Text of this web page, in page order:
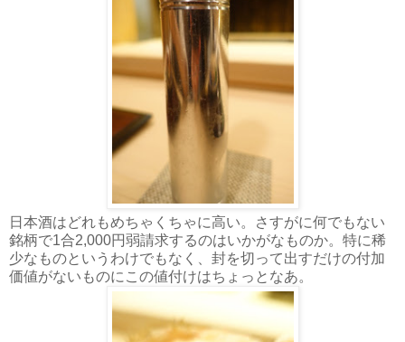
日本酒はどれもめちゃくちゃに高い。さすがに何でもない
銘柄で1合2,000円弱請求するのはいかがなものか。特に稀
少なものというわけでもなく、封を切って出すだけの付加
価値がないものにこの値付けはちょっとなあ。